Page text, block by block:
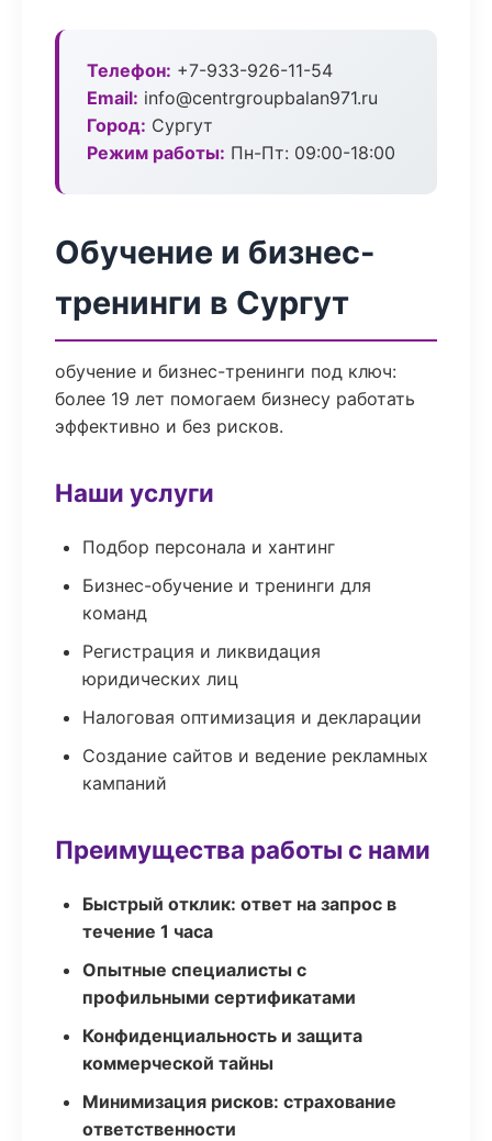
Телефон: +7-933-926-11-54
Email: info@centrgroupbalan971.ru
Город: Сургут
Режим работы: Пн-Пт: 09:00-18:00
Обучение и бизнес-
тренинги в Сургут
обучение и бизнес-тренинги под ключ:
более 19 лет помогаем бизнесу работать
эффективно и без рисков.
Наши услуги
Подбор персонала и хантинг
Бизнес-обучение и тренинги для
команд
Регистрация и ликвидация
юридических лиц
Налоговая оптимизация и декларации
Создание сайтов и ведение рекламных
кампаний
Преимущества работы с нами
Быстрый отклик: ответ на запрос в
течение 1 часа
Опытные специалисты с
профильными сертификатами
Конфиденциальность и защита
коммерческой тайны
Минимизация рисков: страхование
ответственности